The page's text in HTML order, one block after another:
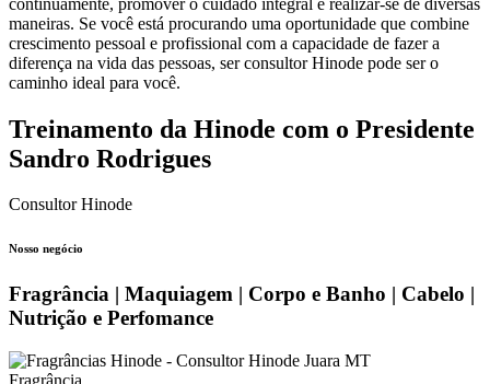
maneiras. Se você está procurando uma oportunidade que combine
crescimento pessoal e profissional com a capacidade de fazer a
diferença na vida das pessoas, ser consultor Hinode pode ser o
caminho ideal para você.
Treinamento da Hinode com o Presidente
Sandro Rodrigues
Consultor Hinode
Nosso negócio
Fragrância | Maquiagem | Corpo e Banho | Cabelo |
Nutrição e Perfomance
Fragrância